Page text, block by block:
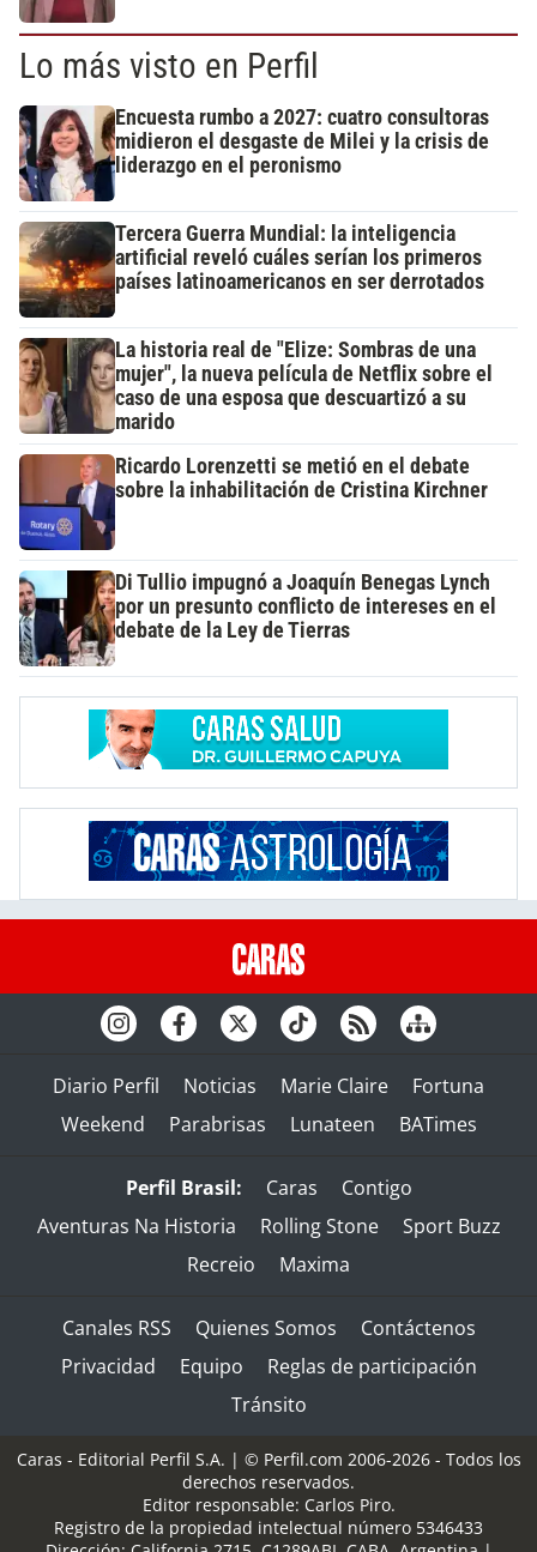
Lo más visto en Perfil
Encuesta rumbo a 2027: cuatro consultoras
midieron el desgaste de Milei y la crisis de
liderazgo en el peronismo
Tercera Guerra Mundial: la inteligencia
artificial reveló cuáles serían los primeros
países latinoamericanos en ser derrotados
La historia real de "Elize: Sombras de una
mujer", la nueva película de Netflix sobre el
caso de una esposa que descuartizó a su
marido
Ricardo Lorenzetti se metió en el debate
sobre la inhabilitación de Cristina Kirchner
Di Tullio impugnó a Joaquín Benegas Lynch
por un presunto conflicto de intereses en el
debate de la Ley de Tierras
Diario Perfil Noticias Marie Claire
Fortuna
Weekend
Parabrisas Lunateen BATimes
Perfil Brasil: Caras
Contigo
Aventuras Na Historia
Rolling Stone
Sport Buzz
Recreio
Maxima
Canales RSS Quienes Somos
Contáctenos
Privacidad
Equipo
Reglas de participación
Tránsito
Caras - Editorial Perfil S.A. | © Perfil.com 2006-2026 - Todos los
derechos reservados.
Editor responsable: Carlos Piro.
Registro de la propiedad intelectual número 5346433